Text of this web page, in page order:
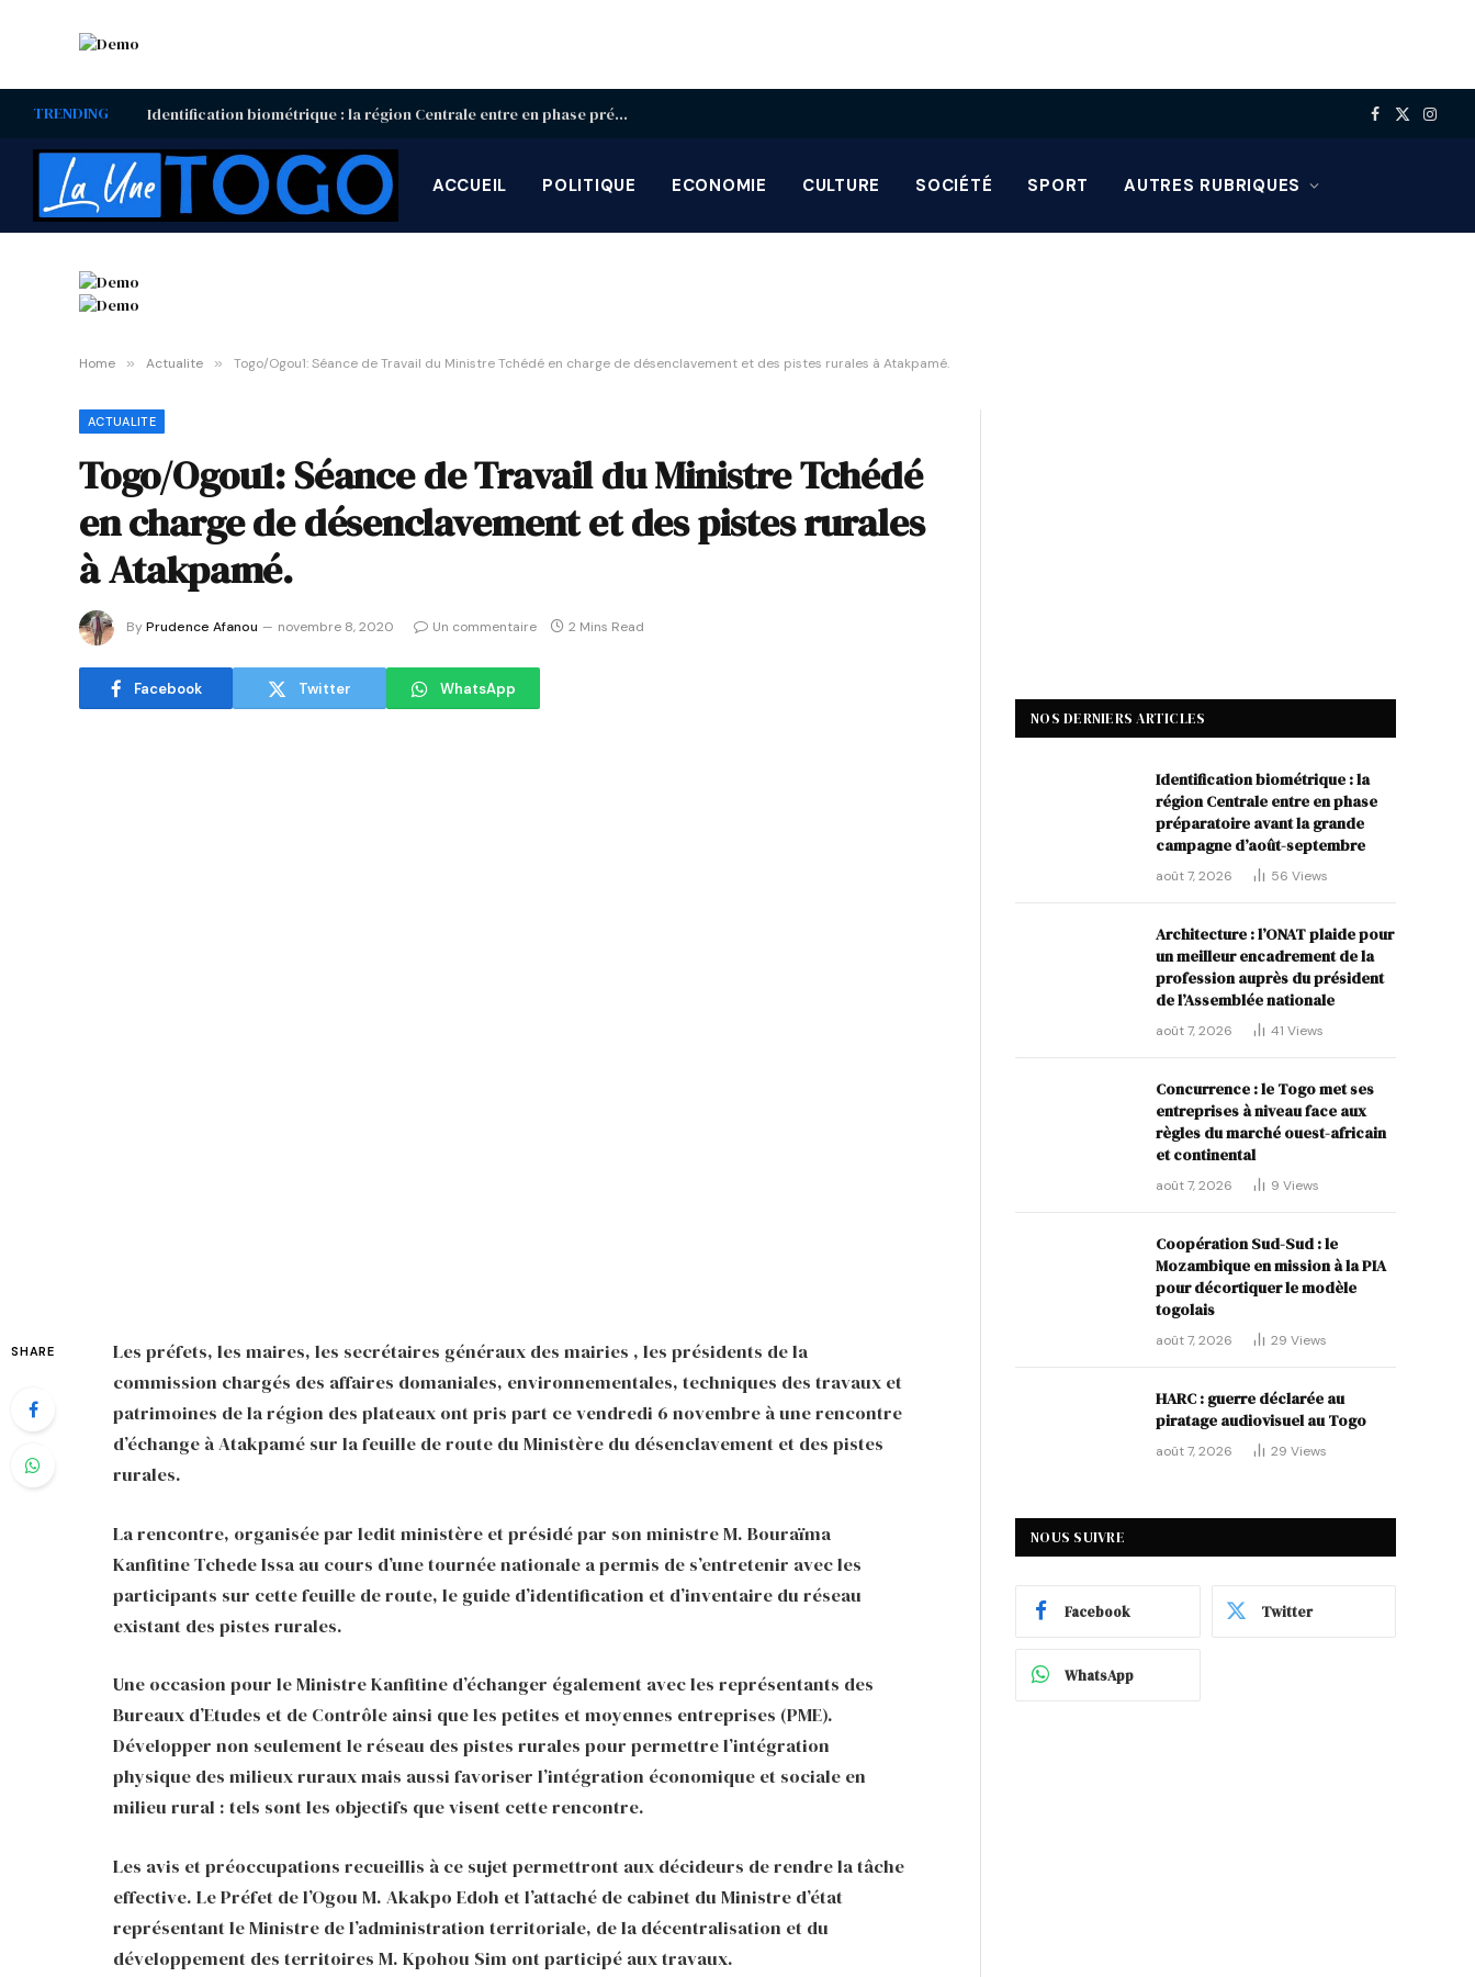
TRENDING Identification biométrique : la région Centrale entre en phase préparatoire avant la grande campagne d’août-septembre Facebook
X
ACCUEIL POLITIQUE ECONOMIE CULTURE SOCIÉTÉ SPORT AUTRES RUBRIQUES
Home » Actualite » Togo/Ogou1: Séance de Travail du Ministre Tchédé en charge de désenclavement et des pistes rurales à Atakpamé.
ACTUALITE
Togo/Ogou1: Séance de Travail du Ministre Tchédé
en charge de désenclavement et des pistes rurales
à Atakpamé.
ByPrudence Afanou novembre 8, 2020 Un commentaire 2 Mins Read
Facebook Twitter WhatsApp
SHARE
Les préfets, les maires, les secrétaires généraux des mairies , les présidents de la
commission chargés des affaires domaniales, environnementales, techniques des travaux et
patrimoines de la région des plateaux ont pris part ce vendredi 6 novembre à une rencontre
d’échange à Atakpamé sur la feuille de route du Ministère du désenclavement et des pistes
rurales.
La rencontre, organisée par ledit ministère et présidé par son ministre M. Bouraïma
Kanfitine Tchede Issa au cours d’une tournée nationale a permis de s’entretenir avec les
participants sur cette feuille de route, le guide d’identification et d’inventaire du réseau
existant des pistes rurales.
Une occasion pour le Ministre Kanfitine d’échanger également avec les représentants des
Bureaux d’Etudes et de Contrôle ainsi que les petites et moyennes entreprises (PME).
Développer non seulement le réseau des pistes rurales pour permettre l’intégration
physique des milieux ruraux mais aussi favoriser l’intégration économique et sociale en
milieu rural : tels sont les objectifs que visent cette rencontre.
Les avis et préoccupations recueillis à ce sujet permettront aux décideurs de rendre la tâche
effective. Le Préfet de l’Ogou M. Akakpo Edoh et l’attaché de cabinet du Ministre d’état
représentant le Ministre de l’administration territoriale, de la décentralisation et du
développement des territoires M. Kpohou Sim ont participé aux travaux.
NOS DERNIERS ARTICLES
Identification biométrique : la
région Centrale entre en phase
préparatoire avant la grande
campagne d’août-septembre
août 7, 2026 56 Views
Architecture : l’ONAT plaide pour
un meilleur encadrement de la
profession auprès du président
de l’Assemblée nationale
août 7, 2026 41 Views
Concurrence : le Togo met ses
entreprises à niveau face aux
règles du marché ouest-africain
et continental
août 7, 2026 9 Views
Coopération Sud-Sud : le
Mozambique en mission à la PIA
pour décortiquer le modèle
togolais
août 7, 2026 29 Views
HARC : guerre déclarée au
piratage audiovisuel au Togo
août 7, 2026 29 Views
NOUS SUIVRE
Facebook Twitter
WhatsApp